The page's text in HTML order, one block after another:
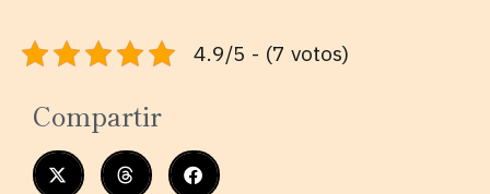
4.9/5 - (7 votos)
Compartir